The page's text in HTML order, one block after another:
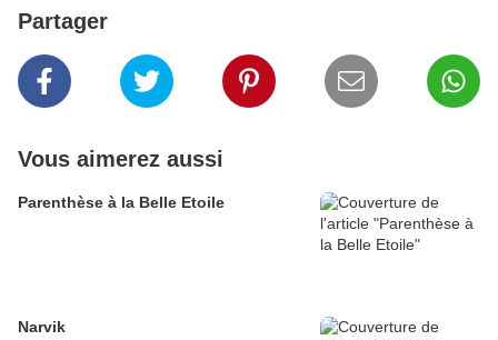
Partager
Vous aimerez aussi
Parenthèse à la Belle Etoile
Narvik